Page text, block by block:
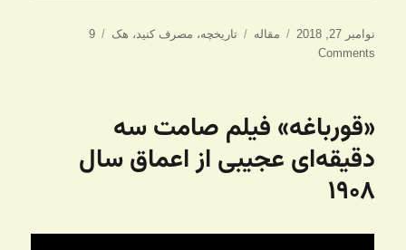
ارسال
شده
نوامبر 27, 2018 دسته‌ها
مقاله برچسب‌ها
تاریخچه، مصرف کنید، هک
9
Comments
«قورباغه» فیلم صامت سه
دقیقه‌ای عجیبی از اعماق سال
۱۹۰۸